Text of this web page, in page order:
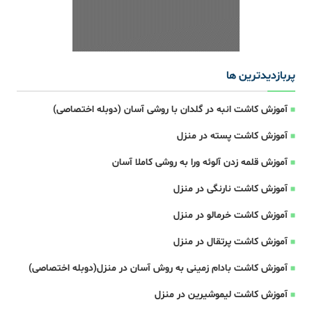
پربازدیدترین ها
آموزش کاشت انبه در گلدان با روشی آسان (دوبله اختصاصی)
آموزش کاشت پسته در منزل
آموزش قلمه زدن آلوئه ورا به روشی کاملا آسان
آموزش کاشت نارنگی در منزل
آموزش کاشت خرمالو در منزل
آموزش کاشت پرتقال در منزل
آموزش کاشت بادام زمینی به روش آسان در منزل(دوبله اختصاصی)
آموزش کاشت لیموشیرین در منزل